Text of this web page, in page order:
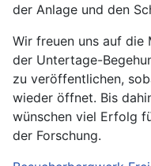
der Anlage und den
Wir freuen uns auf
der Untertage-
zu veröffentlichen,
wieder öffnet. Bis
wünschen viel Erfolg
der Forschung.